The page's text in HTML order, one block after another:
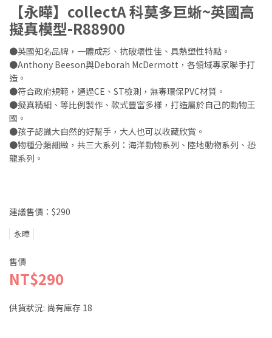
【永曄】collectA 科莫多巨蜥~英國高
擬真模型-R88900
●英國知名品牌，一體成形、抗破壞性佳、具熱塑性特點。
●Anthony Beeson與Deborah McDermott，各領域專家聯手打
造。
●符合政府規範，通過CE、ST檢測，無毒環保PVC材質。
●擬真精細、等比例製作、款式豐富多樣，打造屬於自己的動物王
國。
●孩子認識大自然的好幫手，大人也可以收藏欣賞。
●物種分類細緻，共三大系列：海洋動物系列、陸地動物系列、恐
龍系列。
建議售價：$290
永曄
售價
NT$290
供貨狀況: 尚有庫存 18